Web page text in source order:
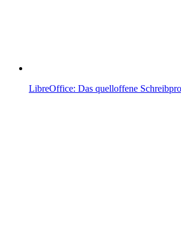
LibreOffice: Das quelloffene